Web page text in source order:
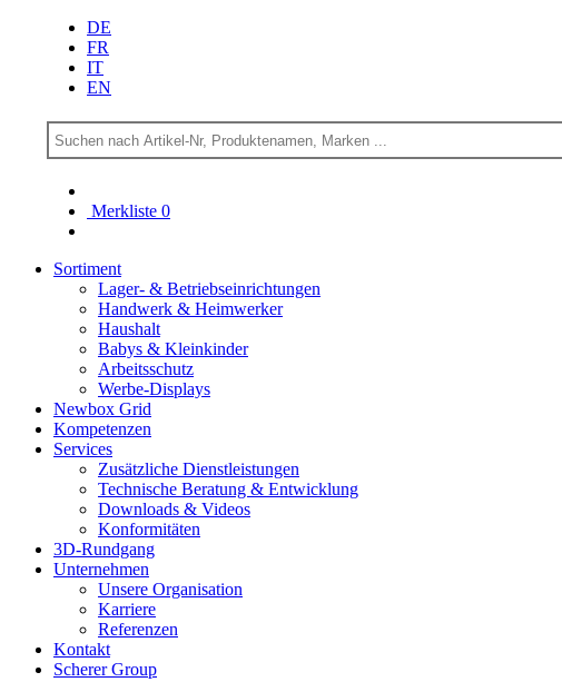
DE
FR
IT
EN
Merkliste 0
Sortiment
Lager- & Betriebs­einrichtungen
Handwerk & Heimwerker
Haushalt
Babys & Kleinkinder
Arbeitsschutz
Werbe-Displays
Newbox Grid
Kompetenzen
Services
Zusätzliche Dienstleistungen
Technische Beratung & Entwicklung
Downloads & Videos
Konformitäten
3D-Rundgang
Unternehmen
Unsere Organisation
Karriere
Referenzen
Kontakt
Scherer Group